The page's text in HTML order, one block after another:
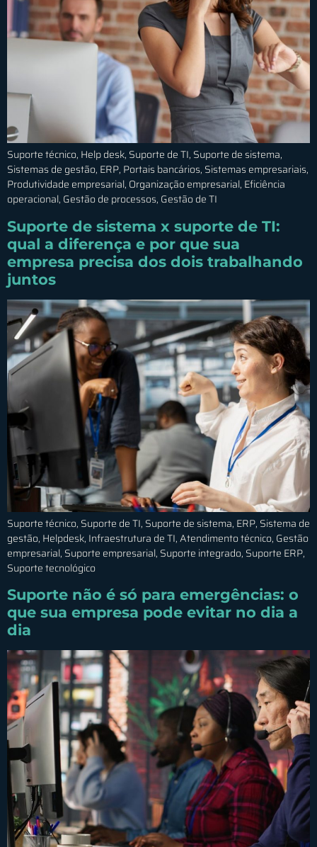
Suporte técnico, Help desk, Suporte de TI, Suporte de sistema,
Sistemas de gestão, ERP, Portais bancários, Sistemas empresariais,
Produtividade empresarial, Organização empresarial, Eficiência
operacional, Gestão de processos, Gestão de TI
Suporte de sistema x suporte de TI:
qual a diferença e por que sua
empresa precisa dos dois trabalhando
juntos
Suporte técnico, Suporte de TI, Suporte de sistema, ERP, Sistema de
gestão, Helpdesk, Infraestrutura de TI, Atendimento técnico, Gestão
empresarial, Suporte empresarial, Suporte integrado, Suporte ERP,
Suporte tecnológico
Suporte não é só para emergências: o
que sua empresa pode evitar no dia a
dia